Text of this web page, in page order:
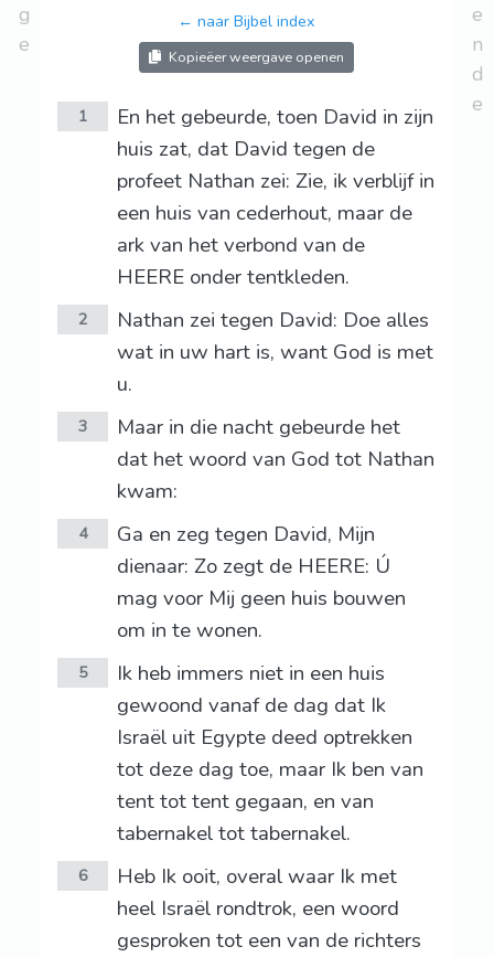
g
e
← naar Bijbel index
Kopieëer weergave openen
1
En het gebeurde, toen David in zijn
huis zat, dat David tegen de
profeet Nathan zei: Zie, ik verblijf in
een huis van cederhout, maar de
ark van het verbond van de
HEERE onder tentkleden.
2
Nathan zei tegen David: Doe alles
wat in uw hart is, want God is met
u.
3
Maar in die nacht gebeurde het
dat het woord van God tot Nathan
kwam:
4
Ga en zeg tegen David, Mijn
dienaar: Zo zegt de HEERE: Ú
mag voor Mij geen huis bouwen
om in te wonen.
5
Ik heb immers niet in een huis
gewoond vanaf de dag dat Ik
Israël uit Egypte deed optrekken
tot deze dag toe, maar Ik ben van
tent tot tent gegaan, en van
tabernakel tot tabernakel.
6
Heb Ik ooit, overal waar Ik met
heel Israël rondtrok, een woord
gesproken tot een van de richters
e
n
d
e